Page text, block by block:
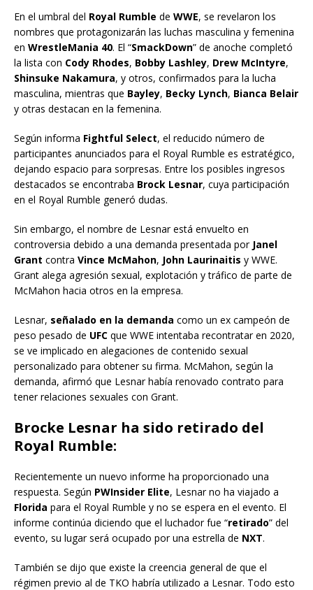
En el umbral del Royal Rumble de WWE, se revelaron los
nombres que protagonizarán las luchas masculina y femenina
en WrestleMania 40. El “SmackDown” de anoche completó
la lista con Cody Rhodes, Bobby Lashley, Drew McIntyre,
Shinsuke Nakamura, y otros, confirmados para la lucha
masculina, mientras que Bayley, Becky Lynch, Bianca Belair
y otras destacan en la femenina.
Según informa Fightful Select, el reducido número de
participantes anunciados para el Royal Rumble es estratégico,
dejando espacio para sorpresas. Entre los posibles ingresos
destacados se encontraba Brock Lesnar, cuya participación
en el Royal Rumble generó dudas.
Sin embargo, el nombre de Lesnar está envuelto en
controversia debido a una demanda presentada por Janel
Grant contra Vince McMahon, John Laurinaitis y WWE.
Grant alega agresión sexual, explotación y tráfico de parte de
McMahon hacia otros en la empresa.
Lesnar, señalado en la demanda como un ex campeón de
peso pesado de UFC que WWE intentaba recontratar en 2020,
se ve implicado en alegaciones de contenido sexual
personalizado para obtener su firma. McMahon, según la
demanda, afirmó que Lesnar había renovado contrato para
tener relaciones sexuales con Grant.
Brocke Lesnar ha sido retirado del
Royal Rumble:
Recientemente un nuevo informe ha proporcionado una
respuesta. Según PWInsider Elite, Lesnar no ha viajado a
Florida para el Royal Rumble y no se espera en el evento. El
informe continúa diciendo que el luchador fue “retirado” del
evento, su lugar será ocupado por una estrella de NXT.
También se dijo que existe la creencia general de que el
régimen previo al de TKO habría utilizado a Lesnar. Todo esto